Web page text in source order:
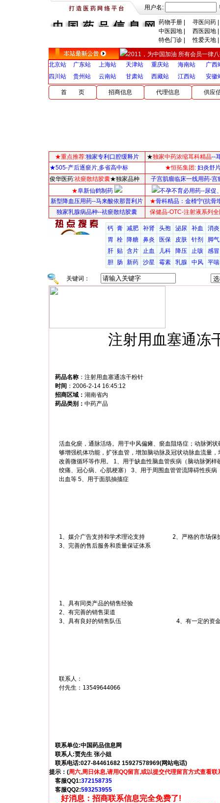
用户名:
药物手册 寻医问药
中医园地
西医园地
特色门诊| 性爱天地|
2011，为中国加油 所有会员一律
北京站
广东站 上海站 天津站 重庆站 海南站
广西
四川站
贵州站 云南站 甘肃站 西藏站 江西站 安徽
首 页 招商信息 代理信息 供应
★重点推荐:独家专利口腔缓释片 ★独家中药浓缩耳科精品--
★505-产后逐瘀片,多省高中标
★恒拓集团: 妇炎舒
俊华医药:祛瘀散结胶囊★独家品种
子宫肌瘤临床一线用药-宫
★阜新仙鹤制药
不孕不育必用药--尿促
新型降血压用药--马来酸依那普利片
★骨科精品： 金榾宁(抗骨
独家乳腺病品种--祛瘀散结胶囊
保健品-OTC-注射液系列
钙 膏 减肥 补肾 头孢 泌尿 补血
消炎
胃 栓 降糖 鼻炎 医保 皮肤 针剂
脚气
肝 贴 含片 止血 儿科 降压 止咳
感冒
胆 肠 新药 沙星 霉素 乳腺 中风 平喘
关键词：
注射用血塞通冻
药品名称： 注射用血塞通冻干粉针
时间 ： 2006-2-14 16:45:12
招商区域： 湖南省内
药品类别： 中药产品
活血化瘀，通脉活络。用于中风偏瘫、瘀血阻络症；动脉粥
够增强机体功能，扩张血管，增加脑动脉及冠状动脉血流量
改善微循环等作用。 1、用于缺血性脑血管疾病（脑动脉粥
绞痛、冠心病、心肌梗塞） 3、用于周围血管管流障碍性疾
出血等 5、用于面肌抽搐症
1、媒介广告支持和学术理论支持        2、严格的市场保
3、完善的售后服务和质量保证体系
1、具有同类产品的销售经验
2、有完善的销售渠道
联系人：
付先生：13549644066
联系单位:中国药品信息网
联系人:贾先生 张小姐
联系电话:027-84461682 15927578969(网站电话)
提示：(周六,周日休息,请用QQ留言,或以提交代理留言方式查看联
客服QQ1:372158735
客服QQ2:593253955
好消息：招商联系信息完全免费了!